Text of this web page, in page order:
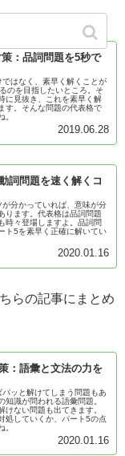
：品詞問題を5秒で
はなく、素早く解くことが
のを目指したいところ。そ
に見抜き、これを素早く解
す。そんな問題の代表格で
。
2019.06.28
詞問題を速く解くコ
分かっていれば、意味が分
ります。代表格は品詞問題
時々登場しますよ。品詞問
ト5を素早く正確に解いてい
2020.01.16
らの記事にまとめ
：語彙と文法の力を
ッと解けてしまう問題もあ
知識が問われる語彙問題。
けない問題も出てきます。
処していくか、パート5の点
。
2020.01.16